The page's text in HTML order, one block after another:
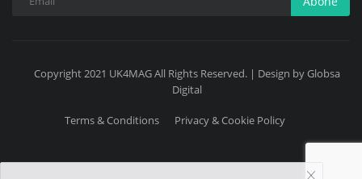
Copyright 2021 UK4MAG All Rights Reserved. | Design by Globsa
Digital
Terms & Conditions Privacy & Cookie Policy